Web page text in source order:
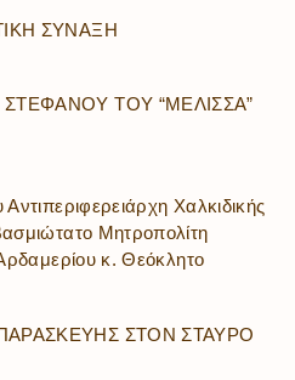
ΣΥΝΑΞΗ
ΤΟΥ “ΜΕΛΙΣΣΑ”
Χαλκιδικής
Μητροπολίτη
κ. Θεόκλητο
ΣΤΟΝ ΣΤΑΥΡΟ